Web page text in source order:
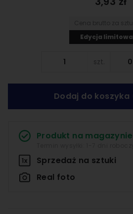
Edycja
szt.
Dodaj do koszyka
Produkt na
Sprzedaż na sztuki
Real foto